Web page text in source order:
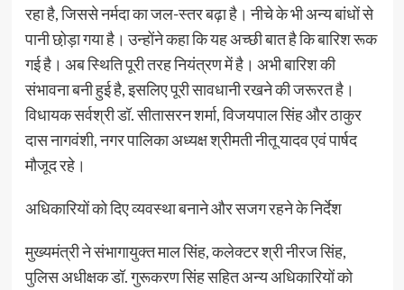
रहा है, जिससे नर्मदा का जल-स्तर बढ़ा है। नीचे के भी अन्य बांधों से
पानी छो़ड़ा गया है। उन्होंने कहा कि यह अच्छी बात है कि बारिश रूक
गई है। अब स्थिति पूरी तरह नियंत्रण में है। अभी बारिश की
संभावना बनी हुई है, इसलिए पूरी सावधानी रखने की जरूरत है।
विधायक सर्वश्री डॉ. सीतासरन शर्मा, विजयपाल सिंह और ठाकुर
दास नागवंशी, नगर पालिका अध्यक्ष श्रीमती नीतू यादव एवं पार्षद
मौजूद रहे।
अधिकारियों को दिए व्यवस्था बनाने और सजग रहने के निर्देश
मुख्यमंत्री ने संभागायुक्त माल सिंह, कलेक्टर श्री नीरज सिंह,
पुलिस अधीक्षक डॉ. गुरूकरण सिंह सहित अन्य अधिकारियों को